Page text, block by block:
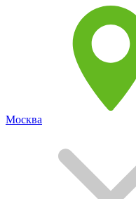
Москва